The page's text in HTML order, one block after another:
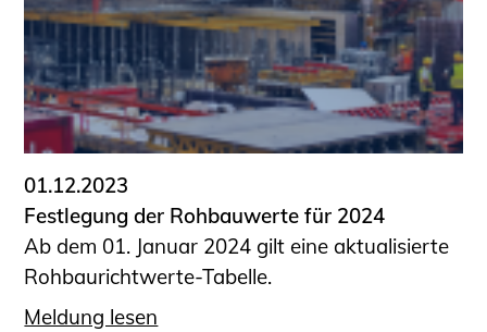
01.12.2023
Festlegung der Rohbauwerte für 2024
Ab dem 01. Januar 2024 gilt eine aktualisierte
Rohbaurichtwerte-Tabelle.
Meldung lesen